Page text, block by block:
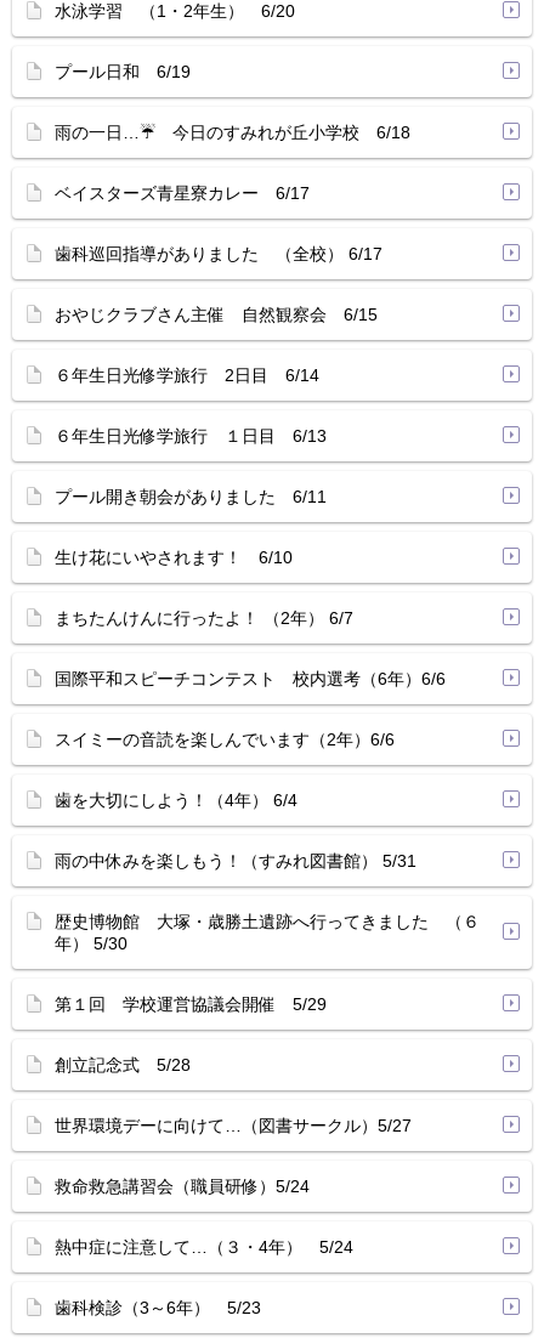
水泳学習 （1・2年生） 6/20
プール日和 6/19
雨の一日…☔ 今日のすみれが丘小学校 6/18
ベイスターズ青星寮カレー 6/17
歯科巡回指導がありました （全校） 6/17
おやじクラブさん主催 自然観察会 6/15
６年生日光修学旅行 2日目 6/14
６年生日光修学旅行 １日目 6/13
プール開き朝会がありました 6/11
生け花にいやされます！ 6/10
まちたんけんに行ったよ！ （2年） 6/7
国際平和スピーチコンテスト 校内選考（6年）6/6
スイミーの音読を楽しんでいます（2年）6/6
歯を大切にしよう！（4年） 6/4
雨の中休みを楽しもう！（すみれ図書館） 5/31
歴史博物館 大塚・歳勝土遺跡へ行ってきました （６
年） 5/30
第１回 学校運営協議会開催 5/29
創立記念式 5/28
世界環境デーに向けて…（図書サークル）5/27
救命救急講習会（職員研修）5/24
熱中症に注意して…（３・4年） 5/24
歯科検診（3～6年） 5/23